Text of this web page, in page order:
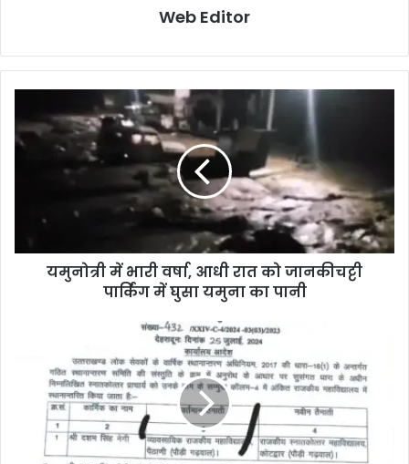
Web Editor
यमुनोत्री में भारी वर्षा, आधी रात को जानकीचट्टी
पार्किंग में घुसा यमुना का पानी